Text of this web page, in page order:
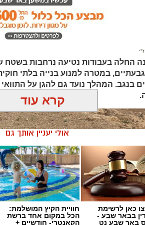
החלה בעבודות נטיעה נרחבות בשטח
במטרה למנוע בנייה בלתי
קרא עוד
אולי יעניין אותך גם
כאן לרשימת
דין בבאר שבע -
באר שבע נט
חוויית הקיץ המושלמת:
הכל במקום אחד ברשת
הקאנטרי- חודשיים +